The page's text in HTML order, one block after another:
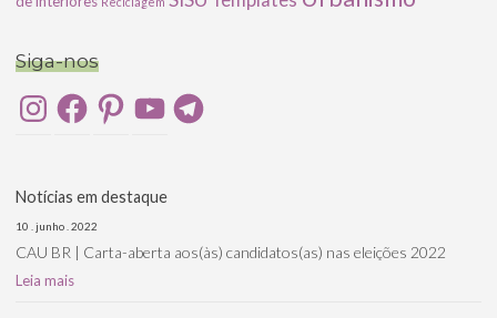
Siga-nos
InstagramFacebookPinterestYouTubeTelegram
Notícias em destaque
10 . junho . 2022
CAU BR | Carta-aberta aos(às) candidatos(as) nas eleições 2022
Leia mais